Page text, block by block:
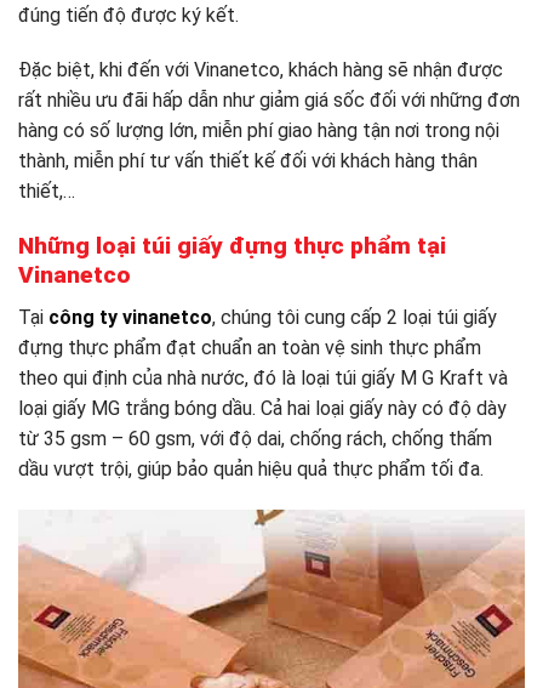
đúng tiến độ được ký kết.
Đặc biệt, khi đến với Vinanetco, khách hàng sẽ nhận được
rất nhiều ưu đãi hấp dẫn như giảm giá sốc đối với những đơn
hàng có số lượng lớn, miễn phí giao hàng tận nơi trong nội
thành, miễn phí tư vấn thiết kế đối với khách hàng thân
thiết,…
Những loại túi giấy đựng thực phẩm tại
Vinanetco
Tại công ty vinanetco, chúng tôi cung cấp 2 loại túi giấy
đựng thực phẩm đạt chuẩn an toàn vệ sinh thực phẩm
theo qui định của nhà nước, đó là loại túi giấy M G Kraft và
loại giấy MG trắng bóng dầu. Cả hai loại giấy này có độ dày
từ 35 gsm – 60 gsm, với độ dai, chống rách, chống thấm
dầu vượt trội, giúp bảo quản hiệu quả thực phẩm tối đa.